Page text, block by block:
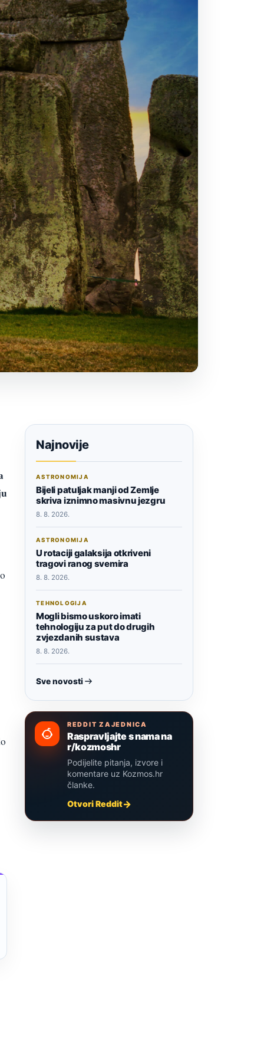
Najnovije
ASTRONOMIJA
Bijeli patuljak manji od Zemlje
skriva iznimno masivnu jezgru
8. 8. 2026.
ASTRONOMIJA
U rotaciji galaksija otkriveni
tragovi ranog svemira
8. 8. 2026.
TEHNOLOGIJA
Mogli bismo uskoro imati
tehnologiju za put do drugih
zvjezdanih sustava
8. 8. 2026.
Sve novosti
REDDIT ZAJEDNICA
Raspravljajte s nama na
r/kozmoshr
Podijelite pitanja, izvore i
komentare uz Kozmos.hr
članke.
Otvori Reddit